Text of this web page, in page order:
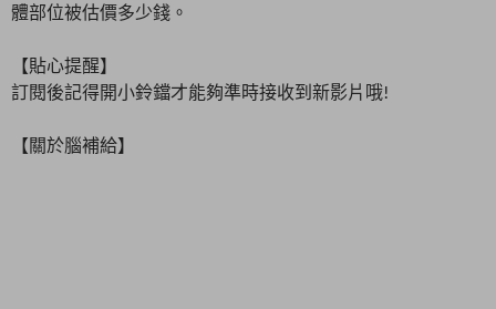
體部位被估價多少錢。
【貼心提醒】
訂閱後記得開小鈴鐺才能夠準時接收到新影片哦!
【關於腦補給】